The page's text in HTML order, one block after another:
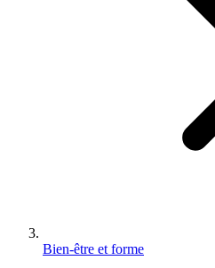
Bien-être et forme